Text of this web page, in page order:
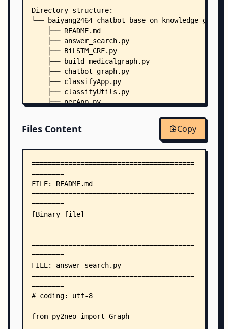
Directory structure:
└── baiyang2464-chatbot-base-on-knowledge-graph/
    ├── README.md
    ├── answer_search.py
    ├── BiLSTM_CRF.py
    ├── build_medicalgraph.py
    ├── chatbot_graph.py
    ├── classifyApp.py
    ├── classifyUtils.py
    ├── nerApp.py
    ├── question_parser.py
    ├── data_ai/
    │   ├── classifyModel/
    │   │   ├── checkpoint
    │   │   └── model-48500.index
    │   └── nerModel/
    │       ├── bilstm-crf.models-2254.index
    │       └── checkpoint
    │   └── department.txt
    └── prepare_data/
        ├── build_data.py
        ├── data_spider.py
        └── max_cut.py
Files Content Copy